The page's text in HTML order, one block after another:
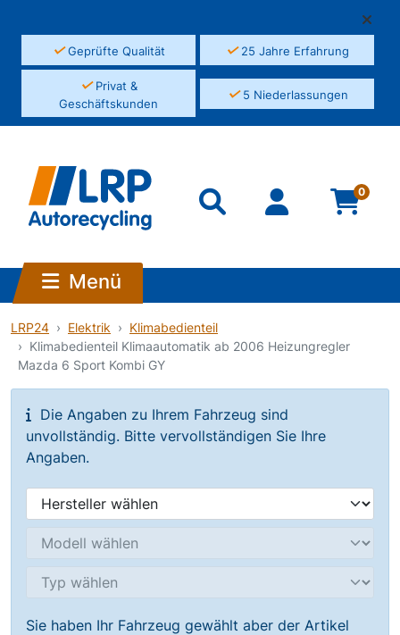
✓Geprüfte Qualität ✓25 Jahre Erfahrung
✓Privat &
Geschäftskunden
✓5 Niederlassungen
0
Menü
LRP24 Elektrik
Klimabedienteil
Klimabedienteil Klimaautomatik ab 2006 Heizungregler
Mazda 6 Sport Kombi GY
Die Angaben zu Ihrem Fahrzeug sind
unvollständig. Bitte vervollständigen Sie Ihre
Angaben.
Sie haben Ihr Fahrzeug gewählt aber der Artikel